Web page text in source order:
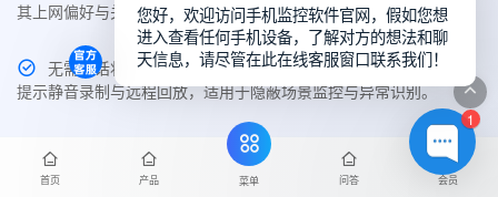
其上网偏好与关注内容。
无需通话状态，即可实时采集目标手机周围环境声音，支持无
提示静音录制与远程回放，适用于隐蔽场景监控与异常识别。
主控端支持随时切换不同品牌、不同系统设备的监控权限，如
从iPhone切换至华为，或由安卓转至三星，一键切换无需重新部
首页 产品 菜单 问答 会员
1
您好，欢迎访问手机监控软件官网，假如您想
进入查看任何手机设备，了解对方的想法和聊
天信息，请尽管在此在线客服窗口联系我们！